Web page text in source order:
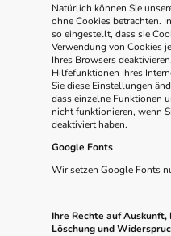
Natürlich können Sie
ohne Cookies betrachten.
so eingestellt, dass sie
Verwendung von Cookies
Ihres Browsers
Hilfefunktionen Ihres
Sie diese Einstellungen
dass einzelne Funktionen
nicht funktionieren, wenn
deaktiviert haben.
Google Fonts
Wir setzen Google Fonts
Ihre Rechte auf
Löschung und